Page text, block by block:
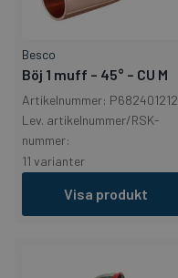
Besco
Böj 1 muff – 45° – CU M
Artikelnummer: P682401212
Lev. artikelnummer/RSK-
nummer:
11 varianter
Visa produkt